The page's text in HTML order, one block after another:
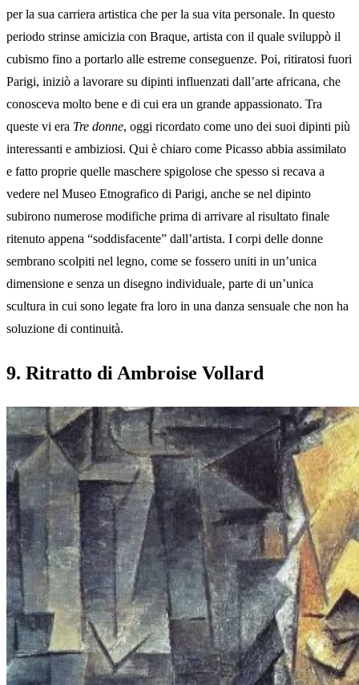
per la sua carriera artistica che per la sua vita personale. In questo
periodo strinse amicizia con Braque, artista con il quale sviluppò il
cubismo fino a portarlo alle estreme conseguenze. Poi, ritiratosi fuori
Parigi, iniziò a lavorare su dipinti influenzati dall’arte africana, che
conosceva molto bene e di cui era un grande appassionato. Tra
queste vi era Tre donne, oggi ricordato come uno dei suoi dipinti più
interessanti e ambiziosi. Qui è chiaro come Picasso abbia assimilato
e fatto proprie quelle maschere spigolose che spesso si recava a
vedere nel Museo Etnografico di Parigi, anche se nel dipinto
subirono numerose modifiche prima di arrivare al risultato finale
ritenuto appena “soddisfacente” dall’artista. I corpi delle donne
sembrano scolpiti nel legno, come se fossero uniti in un’unica
dimensione e senza un disegno individuale, parte di un’unica
scultura in cui sono legate fra loro in una danza sensuale che non ha
soluzione di continuità.
9. Ritratto di Ambroise Vollard